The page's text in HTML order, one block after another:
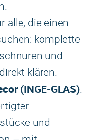
alle, die einen
komplette
und
klären.
(INGE-GLAS).
und